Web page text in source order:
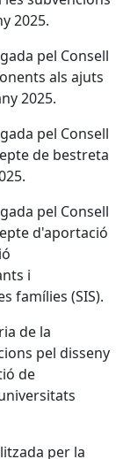
2025.
pel Consell
als ajuts
2025.
pel Consell
de bestreta
pel Consell
d'aportació
i
famílies (SIS).
de la
pel disseny
de
per la